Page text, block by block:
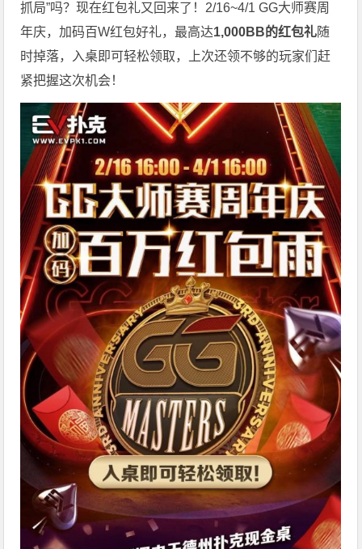
抓局”吗？现在红包礼又回来了！2/16~4/1 GG大师赛周
年庆，加码百W红包好礼，最高达1,000BB的红包礼随
时掉落，入桌即可轻松领取，上次还领不够的玩家们赶
紧把握这次机会！